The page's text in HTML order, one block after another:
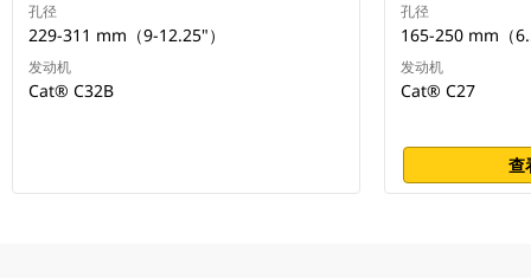
孔径
229-311 mm（9-12.25"）
发动机
Cat® C32B
孔径
165-250 mm（
发动机
Cat® C27
查